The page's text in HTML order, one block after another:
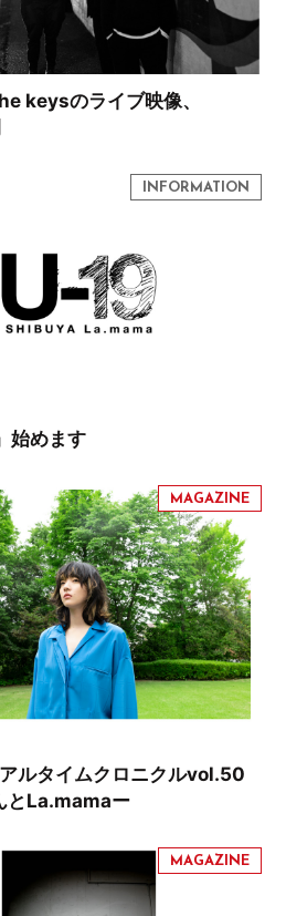
keysのライブ映像、
始めます
ルタイムクロニクルvol.50
とLa.mamaー